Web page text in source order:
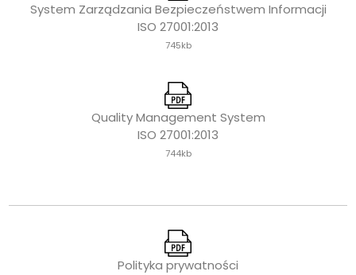
System Zarządzania Bezpieczeństwem Informacji
ISO 27001:2013
745kb
Quality Management System
ISO 27001:2013
744kb
Polityka prywatności